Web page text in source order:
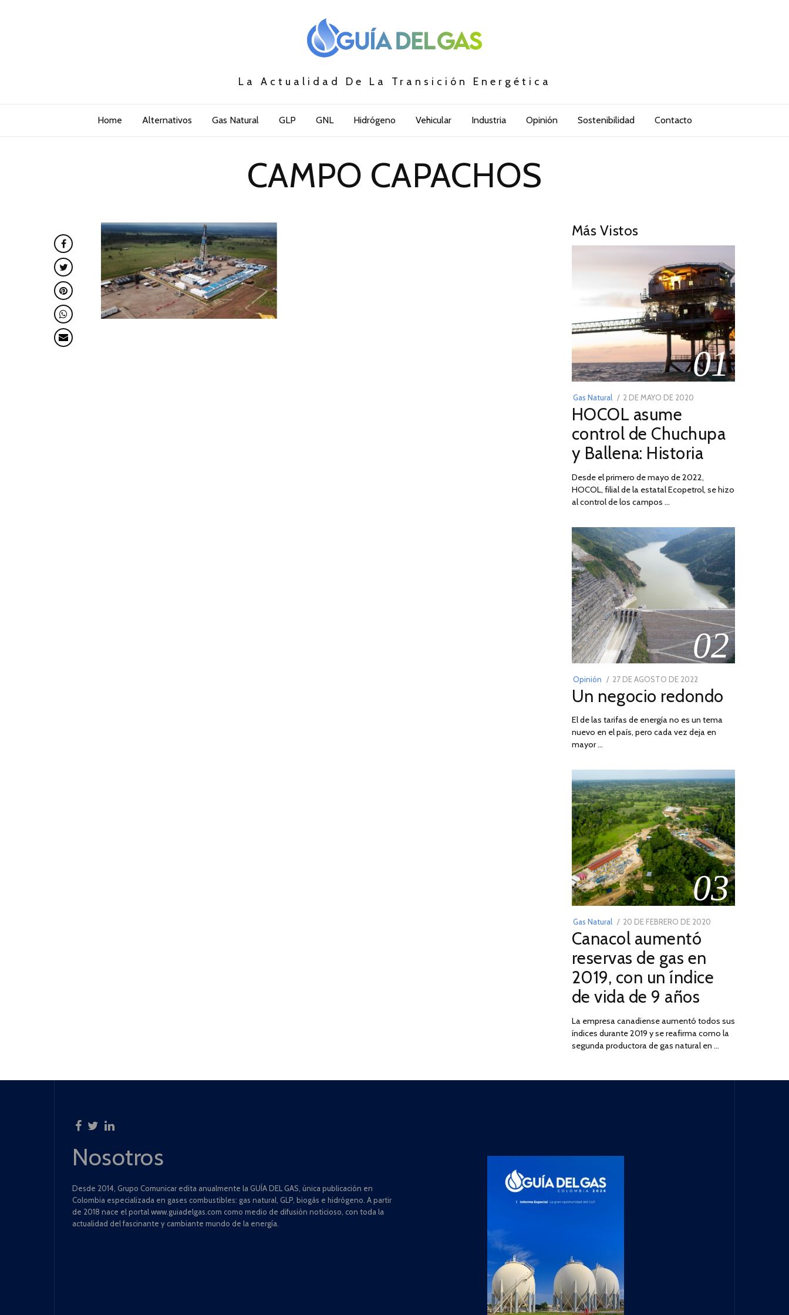
La Actualidad De La Transición Energética
Home Alternativos Gas Natural GLP GNL Hidrógeno Vehicular Industria Opinión Sostenibilidad Contacto
CAMPO CAPACHOS
Más Vistos
01
Gas Natural
POSTED
ON
2 DE MAYO DE 2020
DE
2026
HOCOL asume
control de Chuchupa
y Ballena: Historia
Desde el primero de mayo de 2022,
HOCOL, filial de la estatal Ecopetrol, se hizo
al control de los campos …
02
Opinión
POSTED
ON
27 DE AGOSTO DE 2022
DE
DE
2022
Un negocio redondo
El de las tarifas de energía no es un tema
nuevo en el país, pero cada vez deja en
mayor …
03
Gas Natural
POSTED
ON
20 DE FEBRERO DE 2020
2025
Canacol aumentó
reservas de gas en
2019, con un índice
de vida de 9 años
La empresa canadiense aumentó todos sus
índices durante 2019 y se reafirma como la
segunda productora de gas natural en …
Nosotros
Desde 2014, Grupo Comunicar edita anualmente la GUÍA DEL GAS, única publicación en
Colombia especializada en gases combustibles: gas natural, GLP, biogás e hidrógeno. A partir
de 2018 nace el portal www.guiadelgas.com como medio de difusión noticioso, con toda la
actualidad del fascinante y cambiante mundo de la energía.